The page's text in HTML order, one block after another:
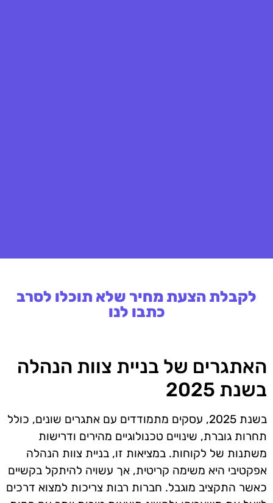
לקבלת הצעת מחיר שלא תוכלו לסרב
כתבו לנו
האתגרים של בניית צוות הנהלה
בשנת 2025
בשנת 2025, עסקים מתמודדים עם אתגרים שונים, כולל
תחרות גוברת, שינויים טכנולוגיים מהירים ודרישות
משתנות של לקוחות. במציאות זו, בניית צוות הנהלה
אפקטיבי היא משימה קריטית, אך עשויה להיתקל בקשיים
כאשר התקציב מוגבל. חברות רבות צריכות למצוא דרכים